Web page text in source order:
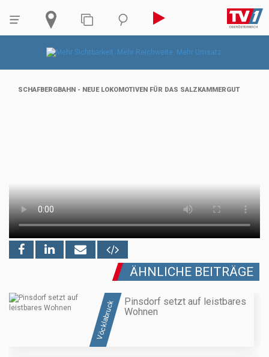
SCHAFBERGBAHN - NEUE LOKOMOTIVEN FÜR DAS SALZKAMMERGUT
ÄHNLICHE BEITRÄGE
Vöcklabruck
Pinsdorf setzt auf leistbares
Wohnen